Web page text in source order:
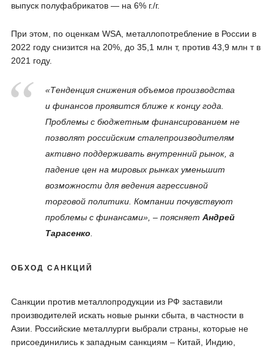
выпуск полуфабрикатов — на 6% г./г.
При этом, по оценкам WSA, металлопотребление в России в
2022 году снизится на 20%, до 35,1 млн т, против 43,9 млн т в
2021 году.
«Тенденция снижения объемов производства
и финансов проявится ближе к концу года.
Проблемы с бюджетным финансированием не
позволят российским сталепроизводителям
активно поддерживать внутренний рынок, а
падение цен на мировых рынках уменьшит
возможности для ведения агрессивной
торговой политики. Компании почувствуют
проблемы с финансами», – поясняет Андрей
Тарасенко
ОБХОД САНКЦИЙ
Санкции против металлопродукции из РФ заставили
производителей искать новые рынки сбыта, в частности в
Азии. Российские металлурги выбрали страны, которые не
присоединились к западным санкциям – Китай, Индию,